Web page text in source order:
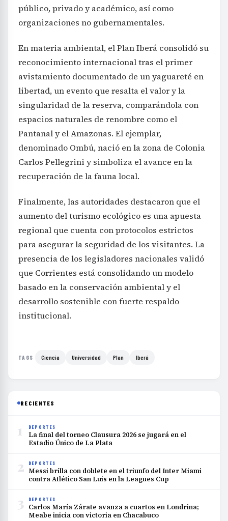
público, privado y académico, así como
organizaciones no gubernamentales.
En materia ambiental, el Plan Iberá consolidó su
reconocimiento internacional tras el primer
avistamiento documentado de un yaguareté en
libertad, un evento que resalta el valor y la
singularidad de la reserva, comparándola con
espacios naturales de renombre como el
Pantanal y el Amazonas. El ejemplar,
denominado Ombú, nació en la zona de Colonia
Carlos Pellegrini y simboliza el avance en la
recuperación de la fauna local.
Finalmente, las autoridades destacaron que el
aumento del turismo ecológico es una apuesta
regional que cuenta con protocolos estrictos
para asegurar la seguridad de los visitantes. La
presencia de los legisladores nacionales validó
que Corrientes está consolidando un modelo
basado en la conservación ambiental y el
desarrollo sostenible con fuerte respaldo
institucional.
TAGS Ciencia Universidad Plan Iberá
RECIENTES
1 DEPORTES
La final del torneo Clausura 2026 se jugará en el
Estadio Único de La Plata
2 DEPORTES
Messi brilla con doblete en el triunfo del Inter Miami
contra Atlético San Luis en la Leagues Cup
3 DEPORTES
Carlos María Zárate avanza a cuartos en Londrina;
Meabe inicia con victoria en Chacabuco